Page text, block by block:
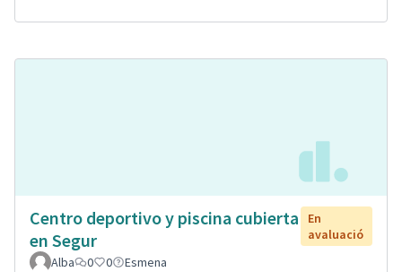
Centro deportivo y piscina cubierta
en Segur
En
avaluació
Alba
0 0 Esmena